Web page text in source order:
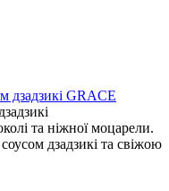
та ніжної моцарели.
дзадзикі та свіжою